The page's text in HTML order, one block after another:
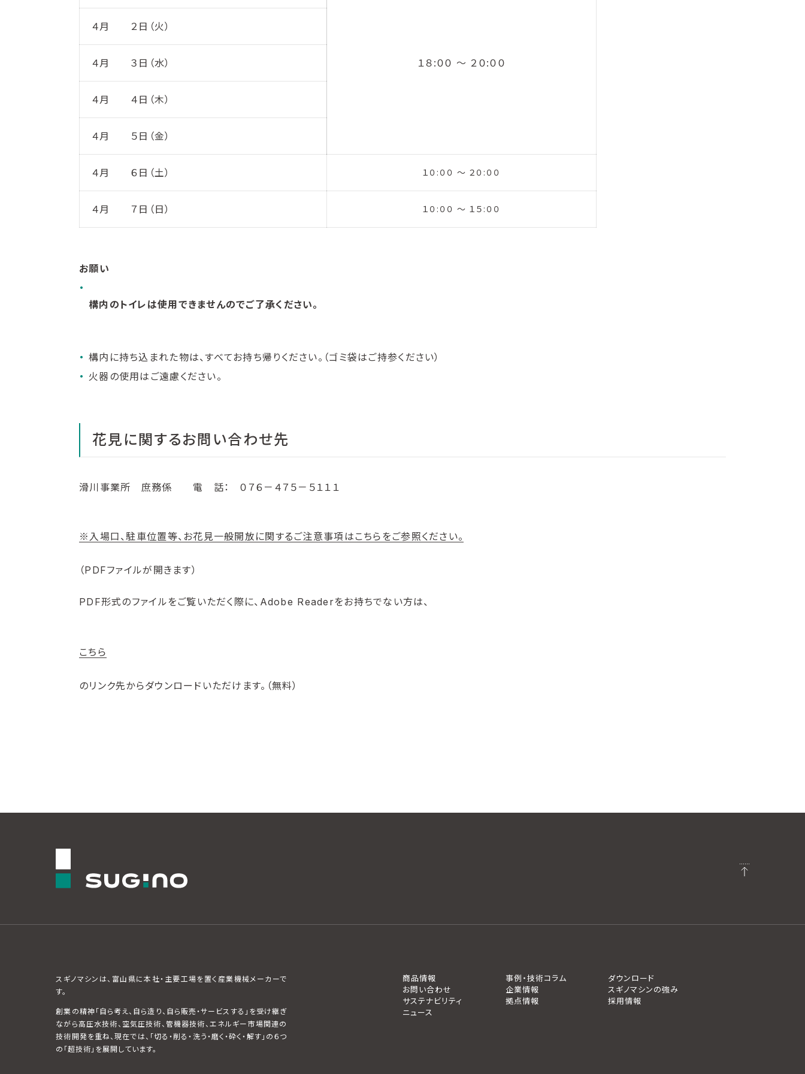
１８:００ ～ ２０:００
４月 ２日（火）
４月 ３日（水）
４月 ４日（木）
４月 ５日（金）
４月 ６日（土） １０:００ ～ ２０:００
４月 ７日（日） １０:００ ～ １５:００
お願い
構内のトイレは使用できませんのでご了承ください。
構内に持ち込まれた物は、すべてお持ち帰りください。（ゴミ袋はご持参ください）
火器の使用はご遠慮ください。
花見に関するお問い合わせ先
滑川事業所 庶務係 電 話： ０７６－４７５－５１１１
※入場口、駐車位置等、お花見一般開放に関するご注意事項はこちらをご参照ください。
（PDFファイルが開きます）
PDF形式のファイルをご覧いただく際に、Adobe Readerをお持ちでない方は、
こちら
のリンク先からダウンロードいただけます。（無料）
スギノマシンは、富山県に本社・主要工場を置く産業機械メーカーで
す。
創業の精神「自ら考え、自ら造り、自ら販売・サービスする」を受け継ぎ
ながら高圧水技術、空気圧技術、管機器技術、エネルギー市場関連の
技術開発を重ね、現在では、「切る・削る・洗う・磨く・砕く・解す」の６つ
の「超技術」を展開しています。
商品情報 事例・技術コラム
ダウンロード
お問い合わせ
企業情報
スギノマシンの強み
サステナビリティ
拠点情報
採用情報
ニュース